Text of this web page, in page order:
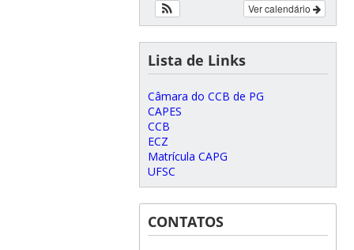
Ver calendário
Lista de Links
Câmara do CCB de PG
CAPES
CCB
ECZ
Matrícula CAPG
UFSC
CONTATOS